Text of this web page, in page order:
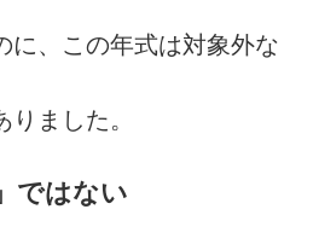
に、この年式は対象外な
ました。
ではない